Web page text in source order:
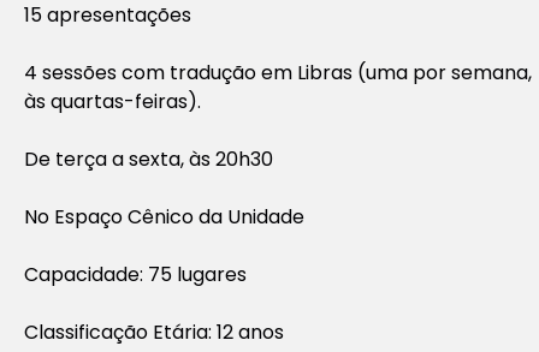
15 apresentações
4 sessões com tradução em Libras (uma por semana,
às quartas-feiras).
De terça a sexta, às 20h30
No Espaço Cênico da Unidade
Capacidade: 75 lugares
Classificação Etária: 12 anos